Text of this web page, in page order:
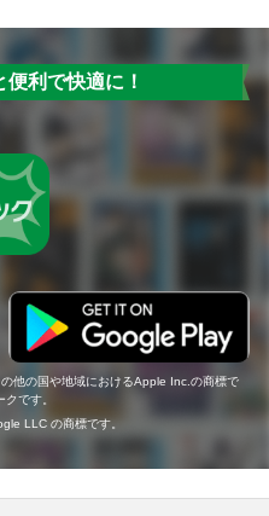
利で快適に！
他の国や地域におけるApple Inc.の商標で
です。
LLC の商標です。